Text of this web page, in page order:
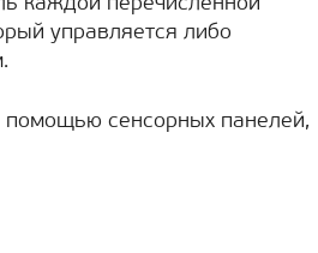
управляется либо
помощью сенсорных панелей,